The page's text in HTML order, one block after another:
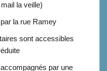
la veille)
la rue Ramey
sont accessibles
par une